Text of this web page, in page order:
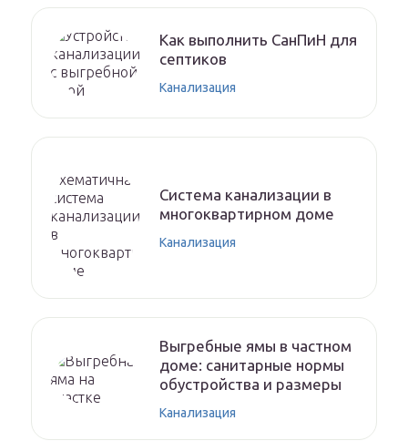
Как выполнить СанПиН для
септиков
Канализация
Система канализации в
многоквартирном доме
Канализация
Выгребные ямы в частном
доме: санитарные нормы
обустройства и размеры
Канализация